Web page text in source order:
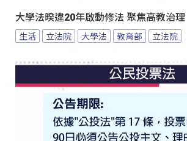
大學法暌違20年啟動修法 聚焦高教治理
生活 立法院 大學法 教育部 立法院